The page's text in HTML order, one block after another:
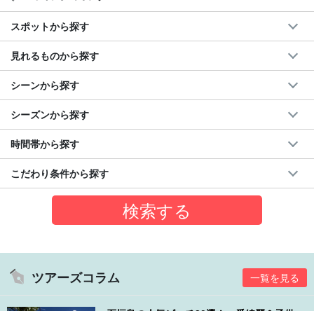
スポットから探す
見れるものから探す
シーンから探す
シーズンから探す
時間帯から探す
こだわり条件から探す
ツアーズコラム 一覧を見る